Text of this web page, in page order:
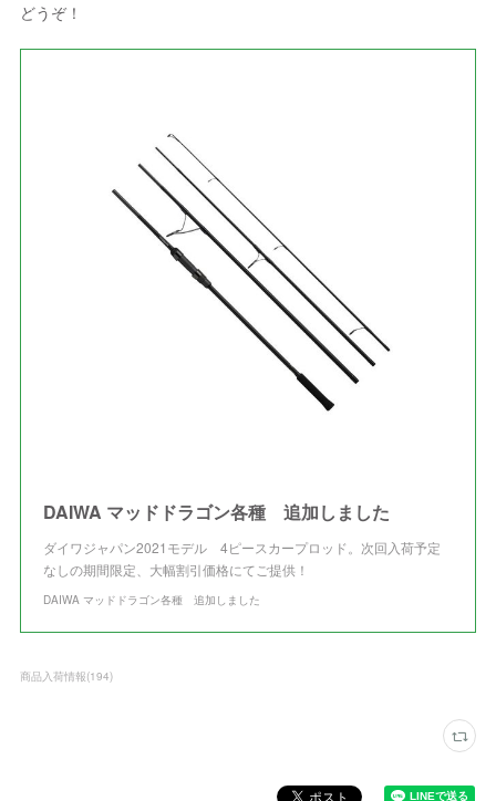
どうぞ！
DAIWA マッドドラゴン各種 追加しました
ダイワジャパン2021モデル 4ピースカープロッド。次回入荷予定
なしの期間限定、大幅割引価格にてご提供！
DAIWA マッドドラゴン各種 追加しました
商品入荷情報(194)